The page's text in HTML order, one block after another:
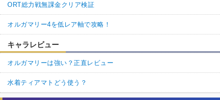
ORT総力戦無課金クリア検証
オルガマリー4を低レア軸で攻略！
キャラレビュー
オルガマリーは強い？正直レビュー
水着ティアマトどう使う？